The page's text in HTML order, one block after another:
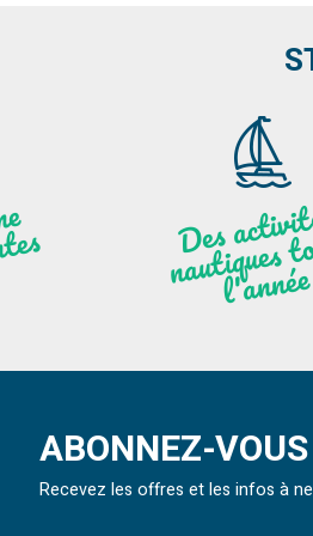
quesnée
ABONNEZ-
Recevez les offres et les infos à